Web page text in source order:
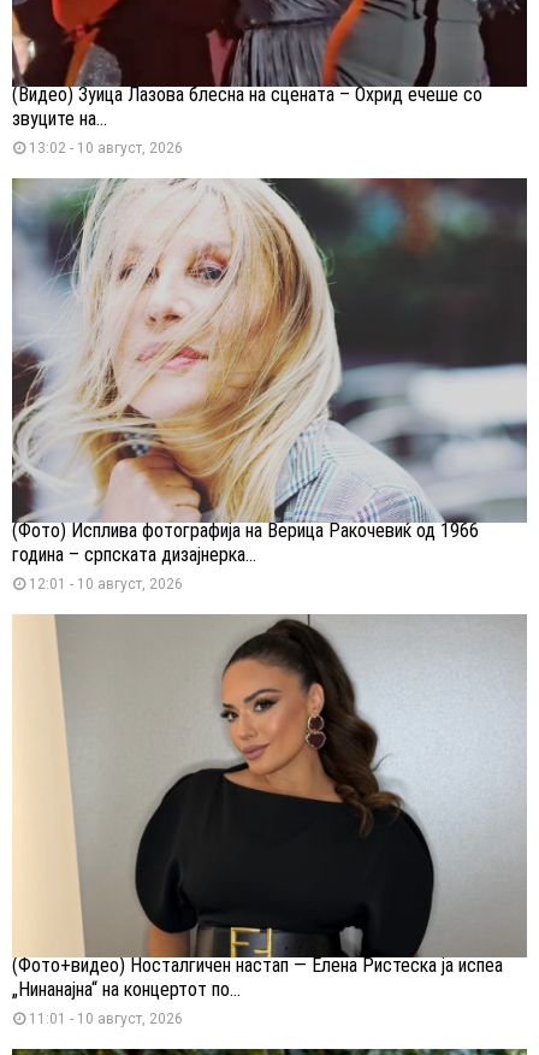
(Видео) Зуица Лазова блесна на сцената – Охрид ечеше со
звуците на...
13:02 - 10 август, 2026
(Фото) Исплива фотографија на Верица Ракочевиќ од 1966
година – српската дизајнерка...
12:01 - 10 август, 2026
(Фото+видео) Носталгичен настап — Елена Ристеска ја испеа
„Нинанајна“ на концертот по...
11:01 - 10 август, 2026